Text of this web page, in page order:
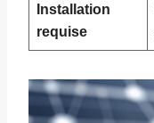
Installation
requise